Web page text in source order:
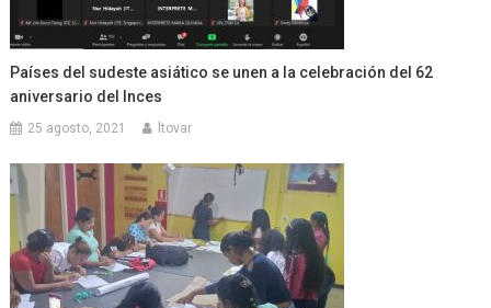
Países del sudeste asiático se unen a la celebración del 62
aniversario del Inces
25 agosto, 2021 ltovar